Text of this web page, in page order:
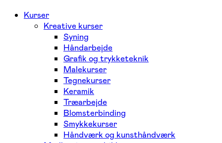
Kurser
Kreative kurser
Syning
Håndarbejde
Grafik og trykketeknik
Malekurser
Tegnekurser
Keramik
Træarbejde
Blomsterbinding
Smykkekurser
Håndværk og kunsthåndværk